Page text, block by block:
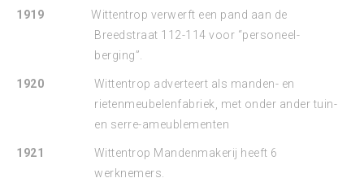
1919
Wittentrop verwerft een pand aan de
Breedstraat 112-114 voor “personeel-
berging”.
1920
Wittentrop adverteert als manden- en
rietenmeubelenfabriek, met onder ander tuin-
en serre-ameublementen
1921
Wittentrop Mandenmakerij heeft 6
werknemers.